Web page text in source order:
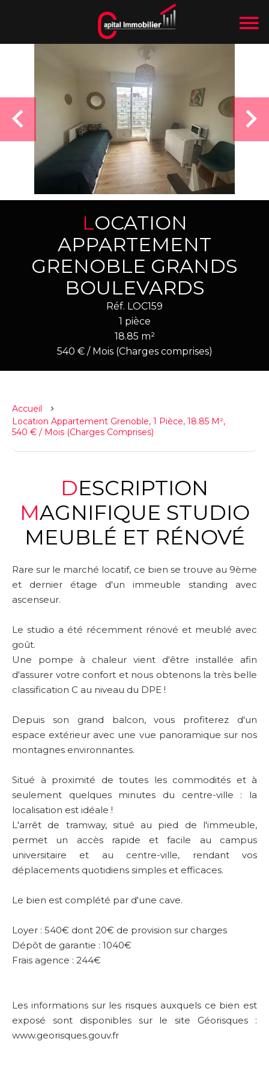
LOCATION
APPARTEMENT
GRENOBLE GRANDS
BOULEVARDS
Réf. LOC159
1 pièce
18.85 m²
540 € / Mois (Charges comprises)
Accueil
Location Appartement Grenoble, 1 Pièce, 18.85 M²,
540 € / Mois (Charges Comprises)
DESCRIPTION
MAGNIFIQUE STUDIO
MEUBLÉ ET RÉNOVÉ
Rare sur le marché locatif, ce bien se trouve au 9ème
et dernier étage d'un immeuble standing avec
ascenseur.
Le studio a été récemment rénové et meublé avec
goût.
Une pompe à chaleur vient d'être installée afin
d'assurer votre confort et nous obtenons la très belle
classification C au niveau du DPE !
Depuis son grand balcon, vous profiterez d'un
espace extérieur avec une vue panoramique sur nos
montagnes environnantes.
Situé à proximité de toutes les commodités et à
seulement quelques minutes du centre-ville : la
localisation est idéale !
L'arrêt de tramway, situé au pied de l'immeuble,
permet un accès rapide et facile au campus
universitaire et au centre-ville, rendant vos
déplacements quotidiens simples et efficaces.
Le bien est complété par d'une cave.
Loyer : 540€ dont 20€ de provision sur charges
Dépôt de garantie : 1040€
Frais agence : 244€
Les informations sur les risques auxquels ce bien est
exposé sont disponibles sur le site Géorisques :
www.georisques.gouv.fr